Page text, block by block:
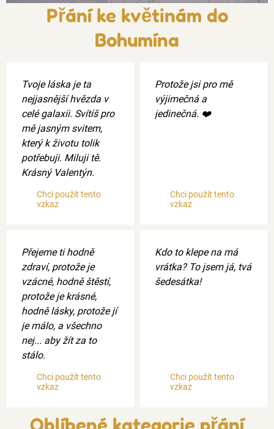
Přání ke květinám do
Bohumína
Tvoje láska je ta
nejjasnější hvězda v
celé galaxii. Svítíš pro
mě jasným svitem,
který k životu tolik
potřebuji. Miluji tě.
Krásný Valentýn.
Chci použít tento
vzkaz
Protože jsi pro mě
výjimečná a
jedinečná. ❤️
Chci použít tento
vzkaz
Přejeme ti hodně
zdraví, protože je
vzácné, hodně štěstí,
protože je krásné,
hodně lásky, protože jí
je málo, a všechno
nej... aby žít za to
stálo.
Chci použít tento
vzkaz
Kdo to klepe na má
vrátka? To jsem já, tvá
šedesátka!
Chci použít tento
vzkaz
Oblíbené kategorie přání